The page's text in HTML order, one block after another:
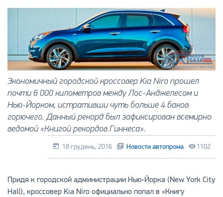
КОНТАКТЫ
Экономичный городской кроссовер Kia Niro прошел
почти 6 000 километров между Лос-Анджелесом и
Нью-Йорком, истративши чуть больше 4 баков
горючего. Данный рекорд был зафиксирован всемирно
ведомой «Книгой рекордов Гиннеса».
18 грудень, 2016 Новости автопрома 1102
Придя к городской администрации Нью-Йорка (New York City
Hall), кроссовер Kia Niro официально попал в «Книгу